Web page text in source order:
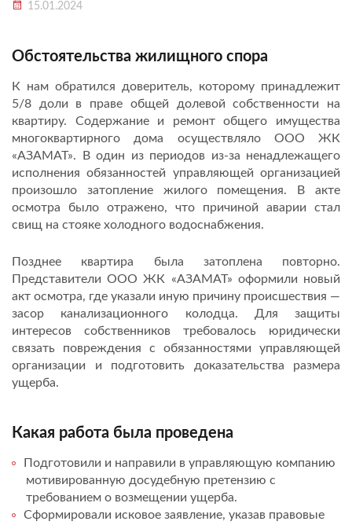
15.01.2024
Обстоятельства жилищного спора
К нам обратился доверитель, которому принадлежит
5/8 доли в праве общей долевой собственности на
квартиру. Содержание и ремонт общего имущества
многоквартирного дома осуществляло ООО ЖК
«АЗАМАТ». В один из периодов из-за ненадлежащего
исполнения обязанностей управляющей организацией
произошло затопление жилого помещения. В акте
осмотра было отражено, что причиной аварии стал
свищ на стояке холодного водоснабжения.
Позднее квартира была затоплена повторно.
Представители ООО ЖК «АЗАМАТ» оформили новый
акт осмотра, где указали иную причину происшествия —
засор канализационного колодца. Для защиты
интересов собственников требовалось юридически
связать повреждения с обязанностями управляющей
организации и подготовить доказательства размера
ущерба.
Какая работа была проведена
Подготовили и направили в управляющую компанию
мотивированную досудебную претензию с
требованием о возмещении ущерба.
Сформировали исковое заявление, указав правовые